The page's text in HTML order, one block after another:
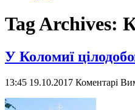
Tag Archives:
У Коломиї
13:45 19.10.2017 Коментарі